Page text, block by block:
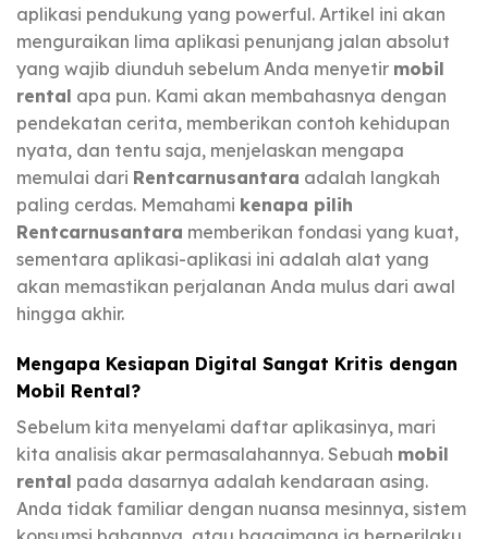
aplikasi pendukung yang powerful. Artikel ini akan
menguraikan lima aplikasi penunjang jalan absolut
yang wajib diunduh sebelum Anda menyetir mobil
rental apa pun. Kami akan membahasnya dengan
pendekatan cerita, memberikan contoh kehidupan
nyata, dan tentu saja, menjelaskan mengapa
memulai dari Rentcarnusantara adalah langkah
paling cerdas. Memahami kenapa pilih
Rentcarnusantara memberikan fondasi yang kuat,
sementara aplikasi-aplikasi ini adalah alat yang
akan memastikan perjalanan Anda mulus dari awal
hingga akhir.
Mengapa Kesiapan Digital Sangat Kritis dengan
Mobil Rental?
Sebelum kita menyelami daftar aplikasinya, mari
kita analisis akar permasalahannya. Sebuah mobil
rental pada dasarnya adalah kendaraan asing.
Anda tidak familiar dengan nuansa mesinnya, sistem